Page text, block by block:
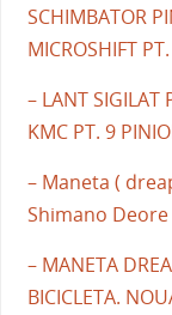
SCHIMBATOR
MICROSHIFT
– LANT SIGILAT
KMC PT. 9
– Maneta (
Shimano
– MANETA
BICICLETA.